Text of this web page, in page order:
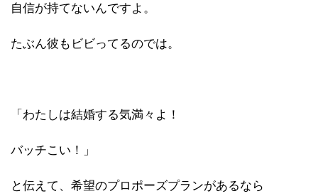
自信が持てないんですよ。
たぶん彼もビビってるのでは。
「わたしは結婚する気満々よ！
バッチこい！」
と伝えて、希望のプロポーズプランがあるなら